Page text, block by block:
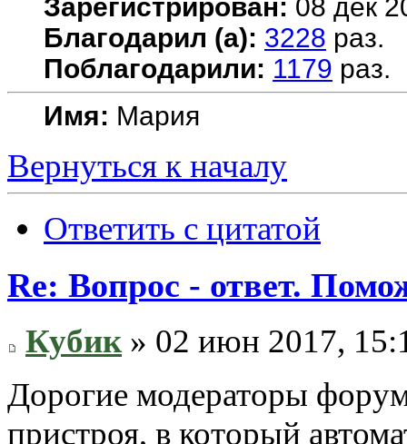
Зарегистрирован: 08 дек
Благодарил (а): 3228 раз.
Поблагодарили: 1179 раз.
Имя: Мария
Вернуться к началу
Ответить с цитатой
Re: Вопрос - ответ.
Кубик» 02 июн 2017,
Дорогие модераторы
пристроя, в который